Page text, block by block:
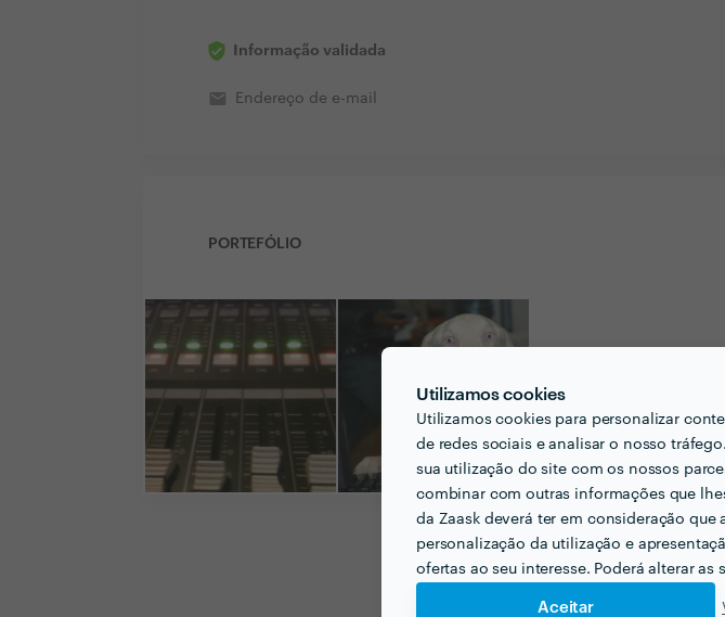
Utilizamos cookies
Utilizamos cookies para personalizar
de redes sociais e analisar o nosso
sua utilização do site com os nossos
combinar com outras informações que
da Zaask deverá ter em consideração
personalização da utilização e
ofertas ao seu interesse. Poderá alterar
Aceitar
Informação validada
email Endereço de e-mail
PORTEFÓLIO